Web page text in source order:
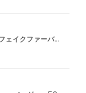
黄色い目をした黒猫 フェイクファーバッグ E00308